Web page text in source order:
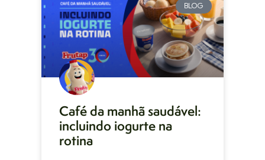
BLOG
Café da manhã saudável:
incluindo iogurte na
rotina